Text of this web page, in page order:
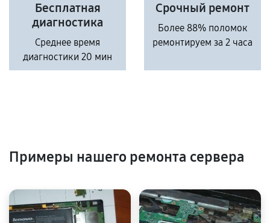
Бесплатная
диагностика
Среднее время
диагностики 20 мин
Срочный ремонт
Более 88% поломок
ремонтируем за 2 часа
Примеры нашего ремонта сервера